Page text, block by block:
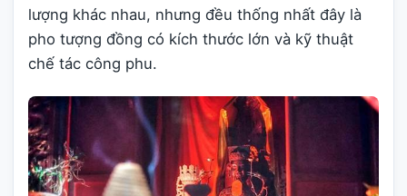
lượng khác nhau, nhưng đều thống nhất đây là
pho tượng đồng có kích thước lớn và kỹ thuật
chế tác công phu.